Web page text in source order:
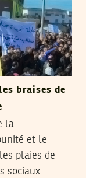
braises de
la
et le
plaies de
sociaux